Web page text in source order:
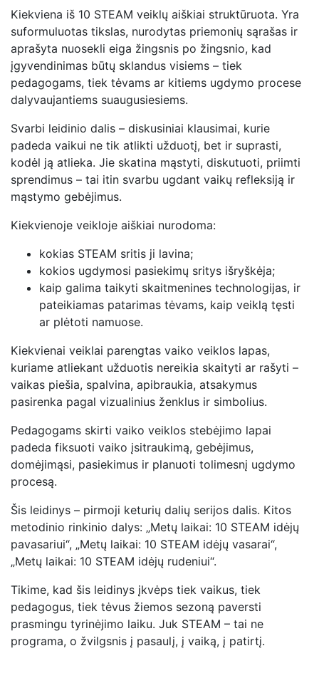
Kiekviena iš 10 STEAM veiklų aiškiai struktūruota. Yra
suformuluotas tikslas, nurodytas priemonių sąrašas ir
aprašyta nuosekli eiga žingsnis po žingsnio, kad
įgyvendinimas būtų sklandus visiems – tiek
pedagogams, tiek tėvams ar kitiems ugdymo procese
dalyvaujantiems suaugusiesiems.
Svarbi leidinio dalis – diskusiniai klausimai, kurie
padeda vaikui ne tik atlikti užduotį, bet ir suprasti,
kodėl ją atlieka. Jie skatina mąstyti, diskutuoti, priimti
sprendimus – tai itin svarbu ugdant vaikų refleksiją ir
mąstymo gebėjimus.
Kiekvienoje veikloje aiškiai nurodoma:
kokias STEAM sritis ji lavina;
kokios ugdymosi pasiekimų sritys išryškėja;
kaip galima taikyti skaitmenines technologijas, ir
pateikiamas patarimas tėvams, kaip veiklą tęsti
ar plėtoti namuose.
Kiekvienai veiklai parengtas vaiko veiklos lapas,
kuriame atliekant užduotis nereikia skaityti ar rašyti –
vaikas piešia, spalvina, apibraukia, atsakymus
pasirenka pagal vizualinius ženklus ir simbolius.
Pedagogams skirti vaiko veiklos stebėjimo lapai
padeda fiksuoti vaiko įsitraukimą, gebėjimus,
domėjimąsi, pasiekimus ir planuoti tolimesnį ugdymo
procesą.
Šis leidinys – pirmoji keturių dalių serijos dalis. Kitos
metodinio rinkinio dalys: „Metų laikai: 10 STEAM idėjų
pavasariui“, „Metų laikai: 10 STEAM idėjų vasarai“,
„Metų laikai: 10 STEAM idėjų rudeniui“.
Tikime, kad šis leidinys įkvėps tiek vaikus, tiek
pedagogus, tiek tėvus žiemos sezoną paversti
prasmingu tyrinėjimo laiku. Juk STEAM – tai ne
programa, o žvilgsnis į pasaulį, į vaiką, į patirtį.